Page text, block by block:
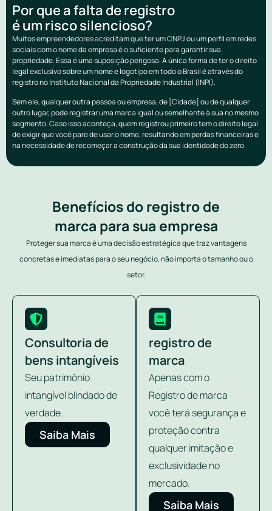
Por que a falta de registro
é um risco silencioso?
Muitos empreendedores acreditam que ter um CNPJ ou um perfil em redes
sociais com o nome da empresa é o suficiente para garantir sua
propriedade. Essa é uma suposição perigosa. A única forma de ter o direito
legal exclusivo sobre um nome e logotipo em todo o Brasil é através do
registro no Instituto Nacional da Propriedade Industrial (INPI).
Sem ele, qualquer outra pessoa ou empresa, de [Cidade] ou de qualquer
outro lugar, pode registrar uma marca igual ou semelhante à sua no mesmo
segmento. Caso isso aconteça, quem registrou primeiro tem o direito legal
de exigir que você pare de usar o nome, resultando em perdas financeiras e
na necessidade de recomeçar a construção da sua identidade do zero.
Benefícios do registro de
marca para sua empresa
Proteger sua marca é uma decisão estratégica que traz vantagens
concretas e imediatas para o seu negócio, não importa o tamanho ou o
setor.
Consultoria de
bens intangíveis
Seu patrimônio
intangível blindado de
verdade.
Saiba Mais
registro de
marca
Apenas com o
Registro de marca
você terá segurança e
proteção contra
qualquer imitação e
exclusividade no
mercado.
Saiba Mais